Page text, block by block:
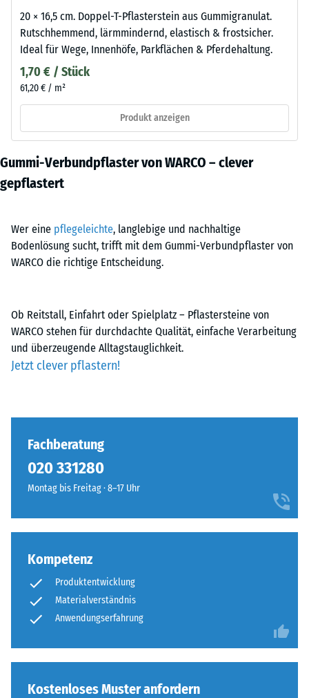
20 × 16,5 cm. Doppel-T-Pflasterstein aus Gummigranulat.
Rutschhemmend, lärmmindernd, elastisch & frostsicher.
Ideal für Wege, Innenhöfe, Parkflächen & Pferdehaltung.
1,70 € / Stück
61,20 € / m²
Produkt anzeigen
Gummi-Verbundpflaster von WARCO – clever
gepflastert
Wer eine pflegeleichte, langlebige und nachhaltige
Bodenlösung sucht, trifft mit dem Gummi-Verbundpflaster von
WARCO die richtige Entscheidung.
Ob Reitstall, Einfahrt oder Spielplatz – Pflastersteine von
WARCO stehen für durchdachte Qualität, einfache Verarbeitung
und überzeugende Alltagstauglichkeit.
Jetzt clever pflastern!
Fachberatung
020 331280
Montag bis Freitag · 8–17 Uhr
Kompetenz
Produktentwicklung
Materialverständnis
Anwendungserfahrung
Kostenloses Muster anfordern